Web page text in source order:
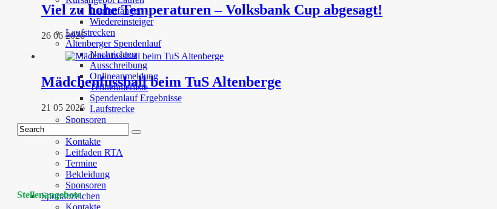
Laufanfänger
Wiedereinsteiger
Laufstrecken
Altenberger Spendenlauf
Nachrichten
Ausschreibung
Onlineanmeldung
Teilnehmerliste
Spendenlauf Ergebnisse
Laufstrecke
Sponsoren
Rennrad
Kontakte
Leitfaden RTA
Termine
Bekleidung
Sponsoren
Sportabzeichen
Kontakte
Viel zu hohe Temperaturen – Volksbank Cup abgesagt!
26 06 2026
Mädchenfussball beim TuS Altenberge
21 05 2026
Stellenangebote